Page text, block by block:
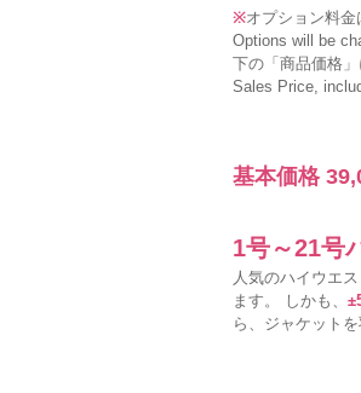
※オプション料金
Options will be
下の「商品価格」
Sales Price,
基本価格
1号～21号
人気のハイウエ
ます。 しかも、
ら、ジャケット